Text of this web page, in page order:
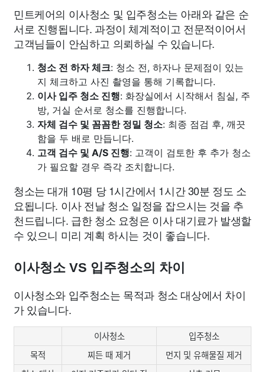
민트케어의 이사청소 및 입주청소는 아래와 같은 순
서로 진행됩니다. 과정이 체계적이고 전문적이어서
고객님들이 안심하고 의뢰하실 수 있습니다.
청소 전 하자 체크: 청소 전, 하자나 문제점이 있는
지 체크하고 사진 촬영을 통해 기록합니다.
이사 입주 청소 진행: 화장실에서 시작해서 침실, 주
방, 거실 순서로 청소를 진행합니다.
자체 검수 및 꼼꼼한 정밀 청소: 최종 점검 후, 깨끗
함을 두 배로 만듭니다.
고객 검수 및 A/S 진행: 고객이 검토한 후 추가 청소
가 필요할 경우 즉각 조치합니다.
청소는 대개 10평 당 1시간에서 1시간 30분 정도 소
요됩니다. 이사 전날 청소 일정을 잡으시는 것을 추
천드립니다. 급한 청소 요청은 이사 대기료가 발생할
수 있으니 미리 계획 하시는 것이 좋습니다.
이사청소 VS 입주청소의 차이
이사청소와 입주청소는 목적과 청소 대상에서 차이
가 있습니다.
이사청소
입주청소
목적
찌든 때 제거
먼지 및 유해물질 제거